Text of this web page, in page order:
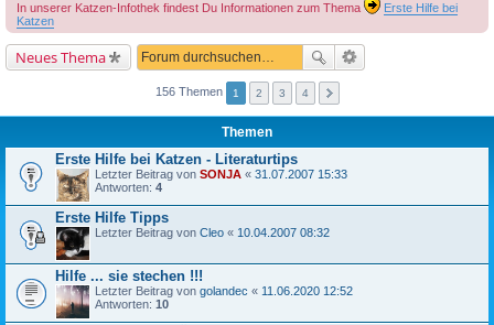
In unserer Katzen-Infothek findest Du Informationen zum Thema
Erste Hilfe bei
Katzen
Neues Thema
156 Themen 1 2 3 4
Themen
Erste Hilfe bei Katzen - Literaturtips
Letzter Beitrag von SONJA « 31.07.2007 15:33
Antworten: 4
Erste Hilfe Tipps
Letzter Beitrag von Cleo « 10.04.2007 08:32
Hilfe ... sie stechen !!!
Letzter Beitrag von golandec « 11.06.2020 12:52
Antworten: 10